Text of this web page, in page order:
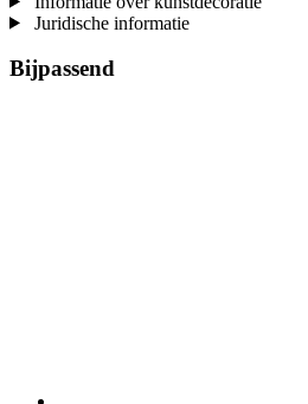
Juridische informatie
Bijpassend